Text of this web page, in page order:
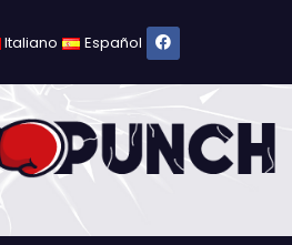
Italiano Español